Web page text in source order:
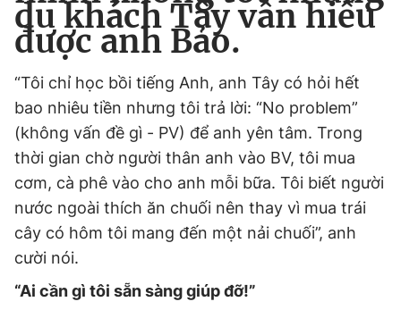
du khách Tây vẫn hiểu
được anh Bảo.
“Tôi chỉ học bồi tiếng Anh, anh Tây có hỏi hết
bao nhiêu tiền nhưng tôi trả lời: “No problem”
(không vấn đề gì - PV) để anh yên tâm. Trong
thời gian chờ người thân anh vào BV, tôi mua
cơm, cà phê vào cho anh mỗi bữa. Tôi biết người
nước ngoài thích ăn chuối nên thay vì mua trái
cây có hôm tôi mang đến một nải chuối”, anh
cười nói.
“Ai cần gì tôi sẵn sàng giúp đỡ!”